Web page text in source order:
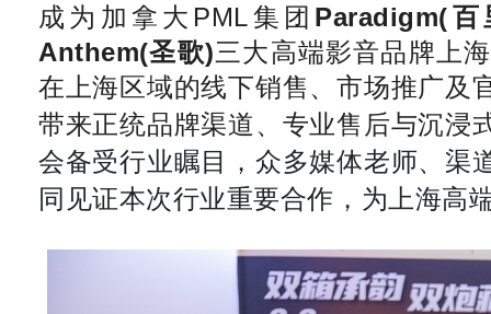
成为加拿大PML集团 Paradigm(
Anthem(圣歌)三大高端影音品牌上
在上海区域的线下销售、市场推广及
带来正统品牌渠道、专业售后与沉浸
会备受行业瞩目，众多媒体老师、渠
同见证本次行业重要合作，为上海高